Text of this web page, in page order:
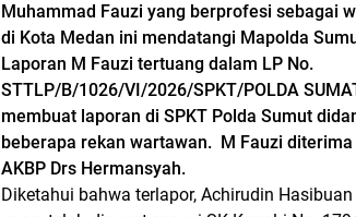
Muhammad Fauzi yang berprofesi sebagai
di Kota Medan ini mendatangi Mapolda
Laporan M Fauzi tertuang dalam LP No.
STTLP/B/1026/VI/2026/SPKT/POLDA
membuat laporan di SPKT Polda Sumut
beberapa rekan wartawan. M Fauzi
AKBP Drs Hermansyah.
Diketahui bahwa terlapor, Achirudin